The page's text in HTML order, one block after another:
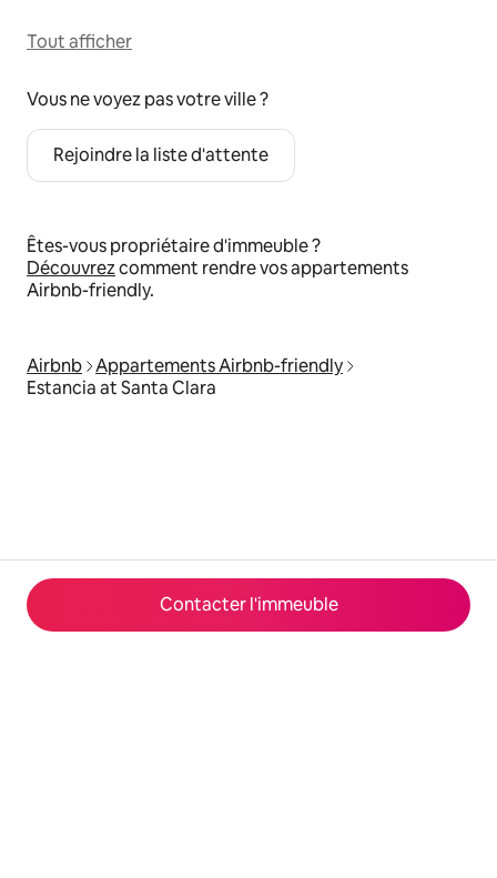
Contacter l'immeuble
Tout afficher
Vous ne voyez pas votre ville ?
Rejoindre la liste d'attente
Êtes-vous propriétaire d'immeuble ?
Découvrezcomment rendre vos appartements
Airbnb-friendly.
Airbnb Appartements Airbnb-friendly
Estancia at Santa Clara